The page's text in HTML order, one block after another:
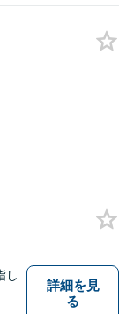
し
詳細を見
る